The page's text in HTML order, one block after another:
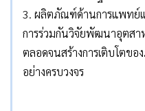
3. ผลิตภัณฑ์ด้านการแพทย์
การร่วมกันวิจัยพัฒนาอุตสา
ตลอดจนสร้างการเติบโตข
อย่างครบวงจร